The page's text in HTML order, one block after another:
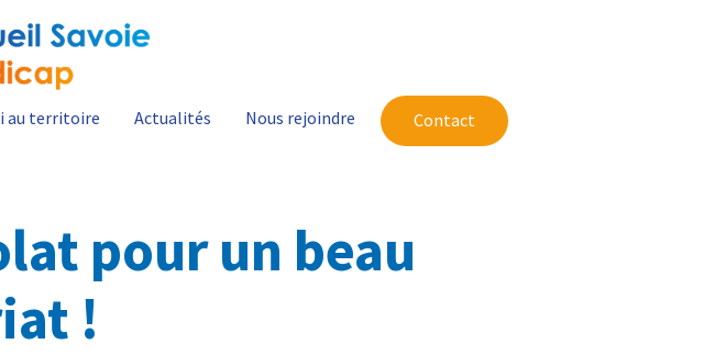
au territoire Actualités Nous rejoindre Contact
pour un beau
!